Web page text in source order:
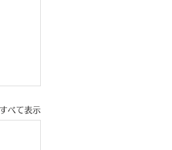
すべて表示